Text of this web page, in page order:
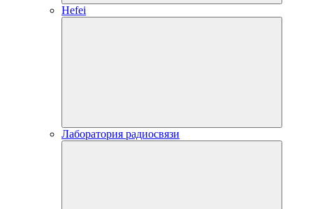
Hefei
Лаборатория радиосвязи